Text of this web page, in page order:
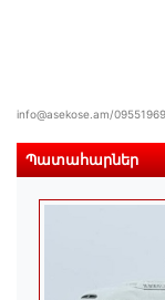
info@asekose.am/
Պատահարներ